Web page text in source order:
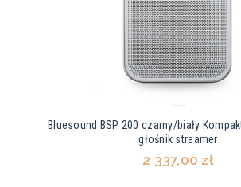
Bluesound BSP 200 czarny/biały
głośnik streamer
2 337,00 zł